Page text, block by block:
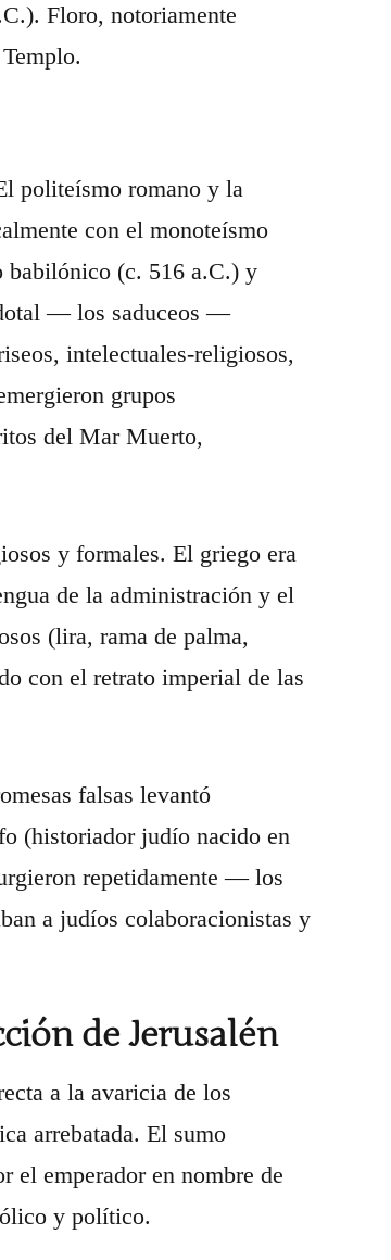
Floro, notoriamente
politeísmo romano y la
con el monoteísmo
babilónico (c. 516 a.C.) y
— los saduceos —
intelectuales-religiosos,
grupos
del Mar Muerto,
y formales. El griego era
de la administración y el
(lira, rama de palma,
con el retrato imperial de las
falsas levantó
(historiador judío nacido en
repetidamente — los
a judíos colaboracionistas y
de Jerusalén
a la avaricia de los
arrebatada. El sumo
el emperador en nombre de
y político.